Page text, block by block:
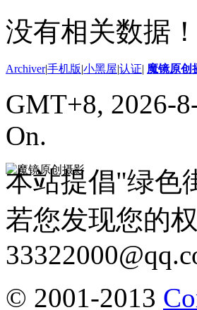
没有相关数据！
Archiver|手机版|小黑屋|认证| 魔镜原创
GMT+8, 2026-
On.
本站提倡"绿色
若您发现您的
© 2001-2013